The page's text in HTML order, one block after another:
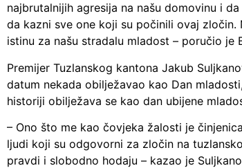
najbrutalnijih agresija na našu domovinu i
da kazni sve one koji su počinili ovaj
istinu za našu stradalu mladost – poručio je
Premijer Tuzlanskog kantona Jakub
datum nekada obilježavao kao Dan
historiji obilježava se kao dan ubijene
– Ono što me kao čovjeka žalosti je
ljudi koji su odgovorni za zločin na
pravdi i slobodno hodaju – kazao je